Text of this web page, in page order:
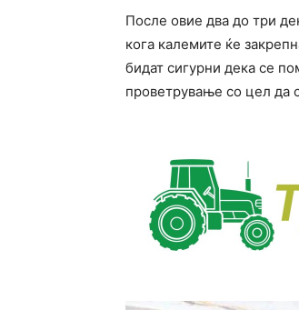
После овие два до три
кога калемите ќе
бидат сигурни дека се
проветрување со цел да